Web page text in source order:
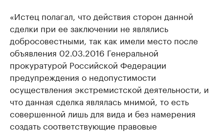
«Истец полагал, что действия сторон данной
сделки при ее заключении не являлись
добросовестными, так как имели место после
объявления 02.03.2016 Генеральной
прокуратурой Российской Федерации
предупреждения о недопустимости
осуществления экстремистской деятельности, и
что данная сделка являлась мнимой, то есть
совершенной лишь для вида и без намерения
создать соответствующие правовые